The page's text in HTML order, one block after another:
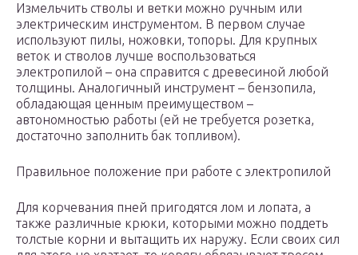
Измельчить стволы и ветки можно ручным или
электрическим инструментом. В первом случае
используют пилы, ножовки, топоры. Для крупных
веток и стволов лучше воспользоваться
электропилой – она справится с древесиной любой
толщины. Аналогичный инструмент – бензопила,
обладающая ценным преимуществом –
автономностью работы (ей не требуется розетка,
достаточно заполнить бак топливом).
Правильное положение при работе с электропилой
Для корчевания пней пригодятся лом и лопата, а
также различные крюки, которыми можно поддеть
толстые корни и вытащить их наружу. Если своих сил